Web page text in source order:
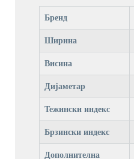
Бренд
Ширина
Висина
Дијаметар
Тежински индекс
Брзински индекс
Дополнителна